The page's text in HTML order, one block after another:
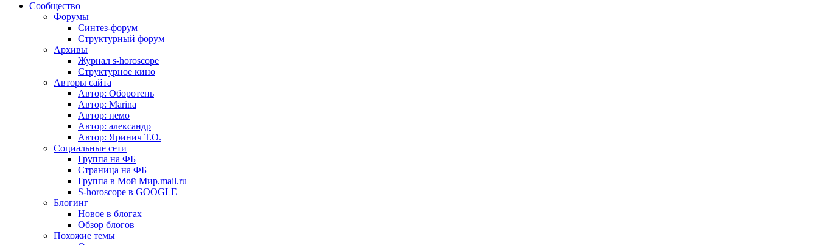
Сообщество
Форумы
Синтез-форум
Структурный форум
Архивы
Журнал s-horoscope
Структурное кино
Авторы сайта
Автор: Оборотень
Автор: Marina
Автор: немo
Автор: александр
Автор: Яринич Т.О.
Социальные сети
Группа на ФБ
Страница на ФБ
Группа в Мой Мир.mail.ru
S-horoscope в GOOGLE
Блогинг
Новое в блогах
Обзор блогов
Похожие темы